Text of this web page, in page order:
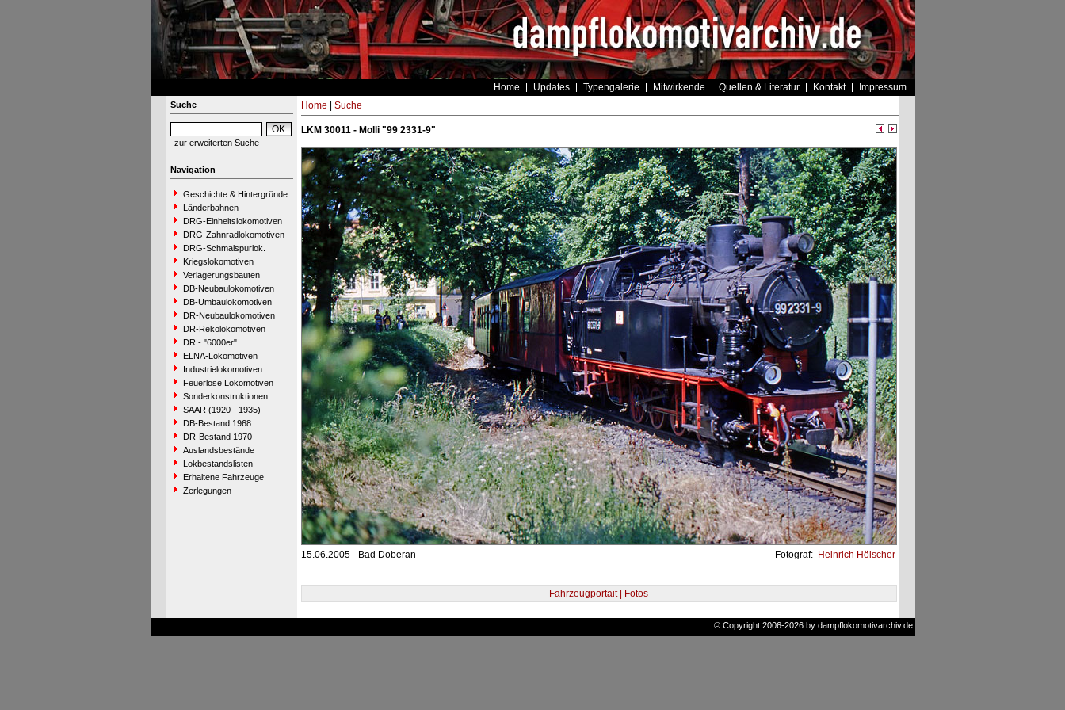
Home Updates Typengalerie Mitwirkende Quellen & Literatur Kontakt Impressum
Suche
zur erweiterten Suche
Navigation
Geschichte & Hintergründe
Länderbahnen
DRG-Einheitslokomotiven
DRG-Zahnradlokomotiven
DRG-Schmalspurlok.
Kriegslokomotiven
Verlagerungsbauten
DB-Neubaulokomotiven
DB-Umbaulokomotiven
DR-Neubaulokomotiven
DR-Rekolokomotiven
DR - "6000er"
ELNA-Lokomotiven
Industrielokomotiven
Feuerlose Lokomotiven
Sonderkonstruktionen
SAAR (1920 - 1935)
DB-Bestand 1968
DR-Bestand 1970
Auslandsbestände
Lokbestandslisten
Erhaltene Fahrzeuge
Zerlegungen
Home Suche
LKM 30011 - Molli "99 2331-9"
15.06.2005 - Bad Doberan Fotograf: Heinrich Hölscher
Fahrzeugportait | Fotos
© Copyright 2006-2026 by dampflokomotivarchiv.de